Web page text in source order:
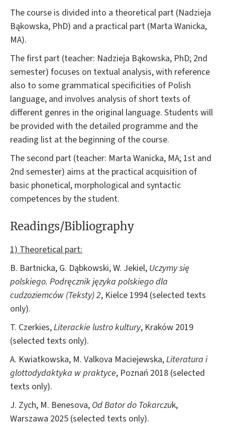
The course is divided into a theoretical part (Nadzieja
Bąkowska, PhD) and a practical part (Marta Wanicka,
MA).
The first part (teacher: Nadzieja Bąkowska, PhD; 2nd
semester) focuses on textual analysis, with reference
also to some grammatical specificities of Polish
language, and involves analysis of short texts of
different genres in the original language. Students will
be provided with the detailed programme and the
reading list at the beginning of the course.
The second part (teacher: Marta Wanicka, MA; 1st and
2nd semester) aims at the practical acquisition of
basic phonetical, morphological and syntactic
competences by the student.
Readings/Bibliography
1) Theoretical part:
B. Bartnicka, G. Dąbkowski, W. Jekiel, Uczymy się
polskiego. Podręcznik języka polskiego dla
cudzoziemców (Teksty) 2, Kielce 1994 (selected texts
only).
T. Czerkies,Literackie lustro kultury, Kraków 2019
(selected texts only).
A. Kwiatkowska, M. Valkova Maciejewska,Literatura i
glottodydaktyka w praktyce, Poznań 2018 (selected
texts only).
J. Zych, M. Benesova, Od Bator do Tokarczuk,
Warszawa 2025 (selected texts only).